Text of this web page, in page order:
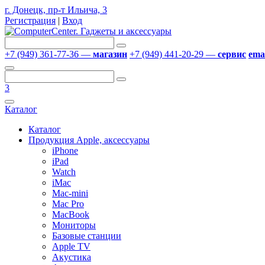
г. Донецк, пр-т Ильича, 3
Регистрация | Вход
+7 (949) 361-77-36 — магазин +7 (949) 441-20-29 — сервис
3
Каталог
Каталог
Продукция Apple, аксессуары
iPhone
iPad
Watch
iMac
Mac-mini
Mac Pro
MacBook
Мониторы
Базовые станции
Apple TV
Акустика